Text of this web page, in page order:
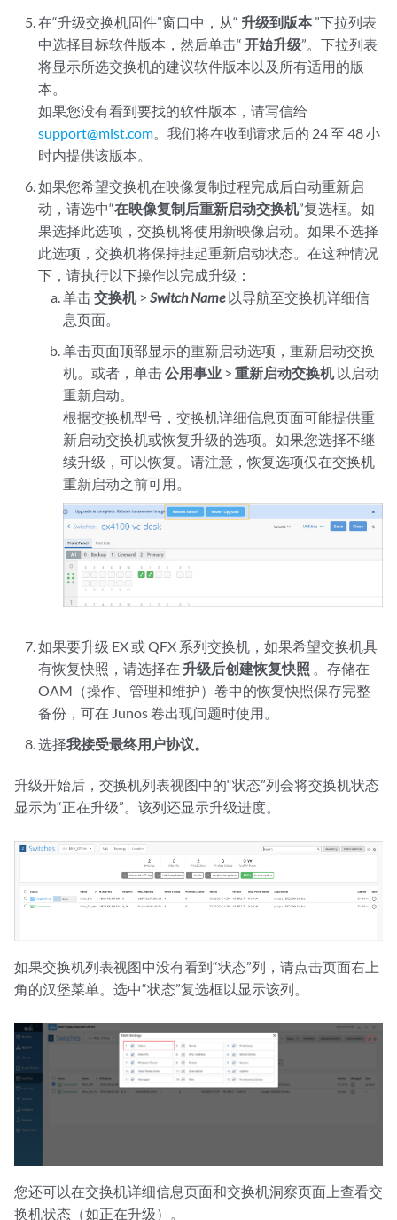
在“升级交换机固件”窗口中，从“ 升级到版本”下拉列表
中选择目标软件版本，然后单击“开始升级”。下拉列表
将显示所选交换机的建议软件版本以及所有适用的版
本。
如果您没有看到要找的软件版本，请写信给
support@mist.com。我们将在收到请求后的 24 至 48 小
时内提供该版本。
如果您希望交换机在映像复制过程完成后自动重新启
动，请选中“在映像复制后重新启动交换机”复选框。如
果选择此选项，交换机将使用新映像启动。如果不选择
此选项，交换机将保持挂起重新启动状态。在这种情况
下，请执行以下操作以完成升级：
单击交换机> Switch Name以导航至交换机详细信
息页面。
单击页面顶部显示的重新启动选项，重新启动交换
机。或者，单击公用事业> 重新启动交换机以启动
重新启动。
根据交换机型号，交换机详细信息页面可能提供重
新启动交换机或恢复升级的选项。如果您选择不继
续升级，可以恢复。请注意，恢复选项仅在交换机
重新启动之前可用。
如果要升级 EX 或 QFX 系列交换机，如果希望交换机具
有恢复快照，请选择在 升级后创建恢复快照 。存储在
OAM（操作、管理和维护）卷中的恢复快照保存完整
备份，可在 Junos 卷出现问题时使用。
选择我接受最终用户协议。
升级开始后，交换机列表视图中的“状态”列会将交换机状态
显示为“正在升级”。该列还显示升级进度。
如果交换机列表视图中没有看到“状态”列，请点击页面右上
角的汉堡菜单。选中“状态”复选框以显示该列。
您还可以在交换机详细信息页面和交换机洞察页面上查看交
换机状态（如正在升级）。